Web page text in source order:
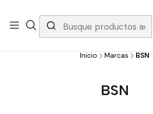
Whatsapp 3229079958/ Fijo 6019251796 /
gratis apartir de 199.000!
Inicio Marcas BSN
BSN